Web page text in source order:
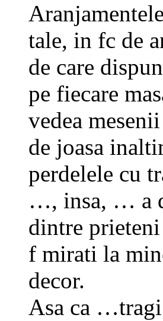
tale, in fc de
de care
pe fiecare
vedea
de joasa
perdelele cu
…, insa, … a
dintre
f mirati la
decor.
Asa ca